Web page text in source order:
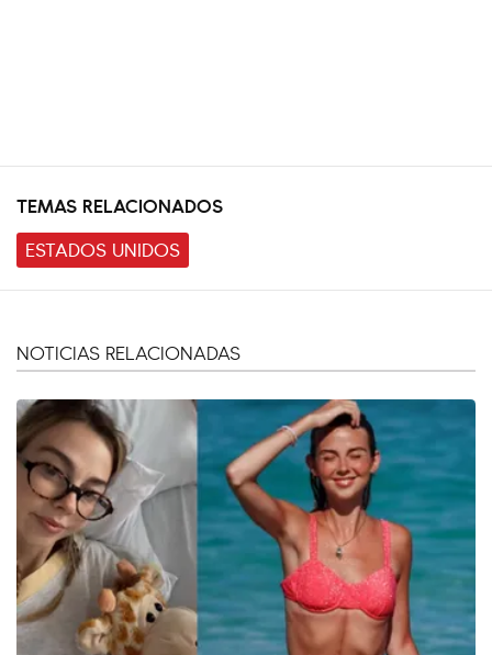
TEMAS RELACIONADOS
ESTADOS UNIDOS
NOTICIAS RELACIONADAS